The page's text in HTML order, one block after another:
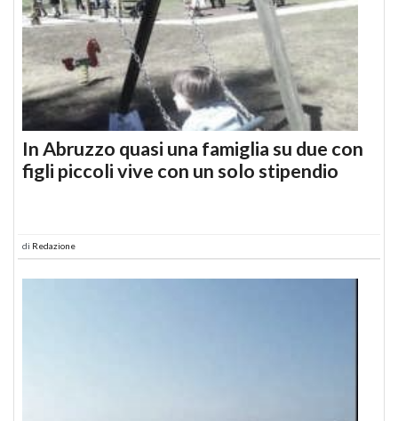
In Abruzzo quasi una famiglia su due con
figli piccoli vive con un solo stipendio
di Redazione